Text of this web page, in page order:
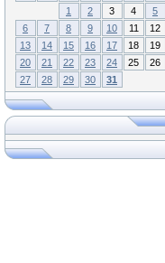
1
2 3 4
5
6
7 8 9 10 11
12
13
14 15 16 17 18
19
20
21 22 23 24 25
26
27
28 29 30 31